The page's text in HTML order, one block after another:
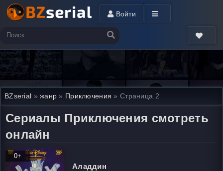
Войти
BZserial »жанр » Приключения » Страница 2
Сериалы Приключения смотреть
онлайн
0+
Аладдин